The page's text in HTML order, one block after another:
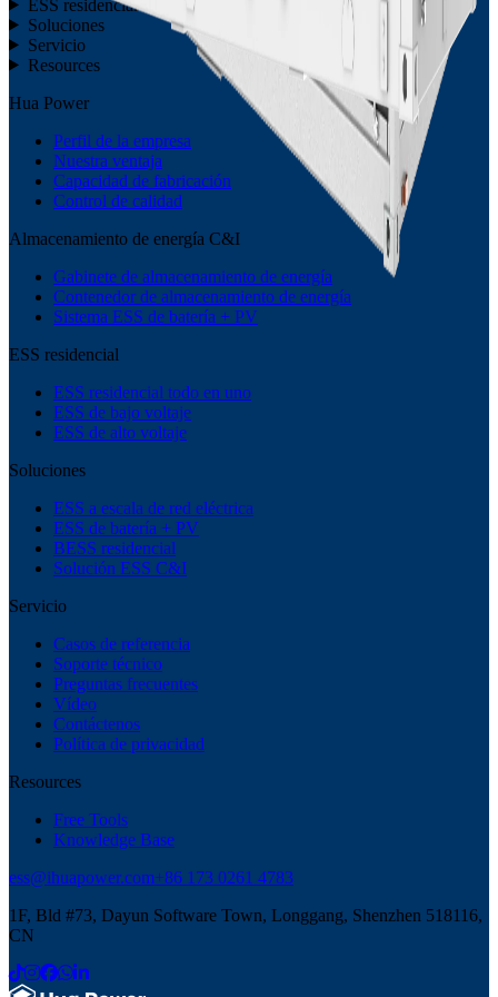
ESS residencial
Soluciones
Servicio
Resources
Hua Power
Perfil de la empresa
Nuestra ventaja
Capacidad de fabricación
Control de calidad
Almacenamiento de energía C&I
Gabinete de almacenamiento de energía
Contenedor de almacenamiento de energía
Sistema ESS de batería + PV
ESS residencial
ESS residencial todo en uno
ESS de bajo voltaje
ESS de alto voltaje
Soluciones
ESS a escala de red eléctrica
ESS de batería + PV
BESS residencial
Solución ESS C&I
Servicio
Casos de referencia
Soporte técnico
Preguntas frecuentes
Vídeo
Contáctenos
Política de privacidad
Resources
Free Tools
Knowledge Base
ess@ihuapower.com+86 173 0261 4783
1F, Bld #73, Dayun Software Town, Longgang, Shenzhen 518116,
CN